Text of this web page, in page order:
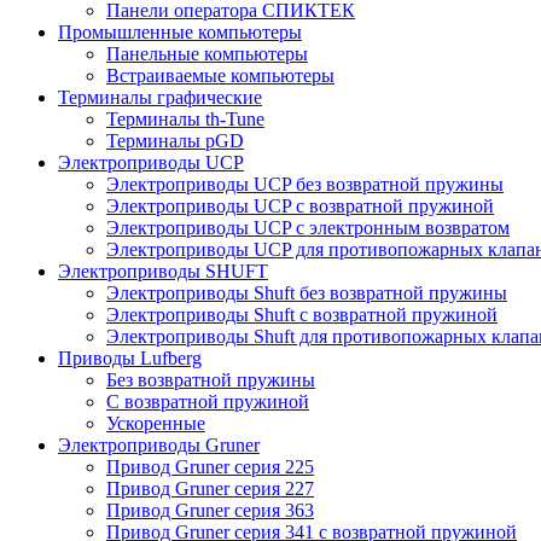
Панели оператора СПИКТЕК
Промышленные компьютеры
Панельные компьютеры
Встраиваемые компьютеры
Терминалы графические
Терминалы th-Tune
Терминалы pGD
Электроприводы UCP
Электроприводы UCP без возвратной пружины
Электроприводы UCP с возвратной пружиной
Электроприводы UCP с электронным возвратом
Электроприводы UCP для противопожарных
Электроприводы SHUFT
Электроприводы Shuft без возвратной пружины
Электроприводы Shuft с возвратной пружиной
Электроприводы Shuft для противопожарных
Приводы Lufberg
Без возвратной пружины
С возвратной пружиной
Ускоренные
Электроприводы Gruner
Привод Gruner серия 225
Привод Gruner серия 227
Привод Gruner серия 363
Привод Gruner серия 341 с возвратной пружиной